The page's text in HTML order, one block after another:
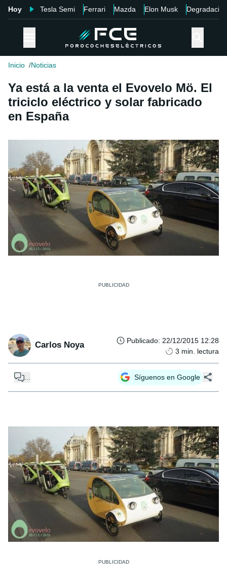
Hoy Tesla Semi Ferrari Mazda Elon Musk Degradación
Inicio Noticias
Ya está a la venta el Evovelo Mö. El
triciclo eléctrico y solar fabricado
en España
Carlos Noya Publicado: 22/12/2015 12:28
3 min. lectura
Síguenos en Google